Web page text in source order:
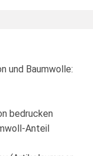
und Baumwolle:
bedrucken
Anteil